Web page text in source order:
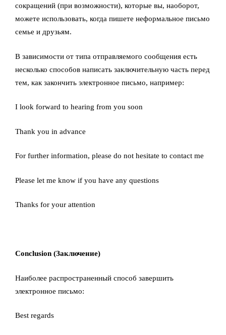
сокращений (при возможности), которые вы, наоборот,
можете использовать, когда пишете неформальное письмо
семье и друзьям.
В зависимости от типа отправляемого сообщения есть
несколько способов написать заключительную часть перед
тем, как закончить электронное письмо, например:
I look forward to hearing from you soon
Thank you in advance
For further information, please do not hesitate to contact me
Please let me know if you have any questions
Thanks for your attention
Conclusion (Заключение)
Наиболее распространенный способ завершить
электронное письмо:
Best regards